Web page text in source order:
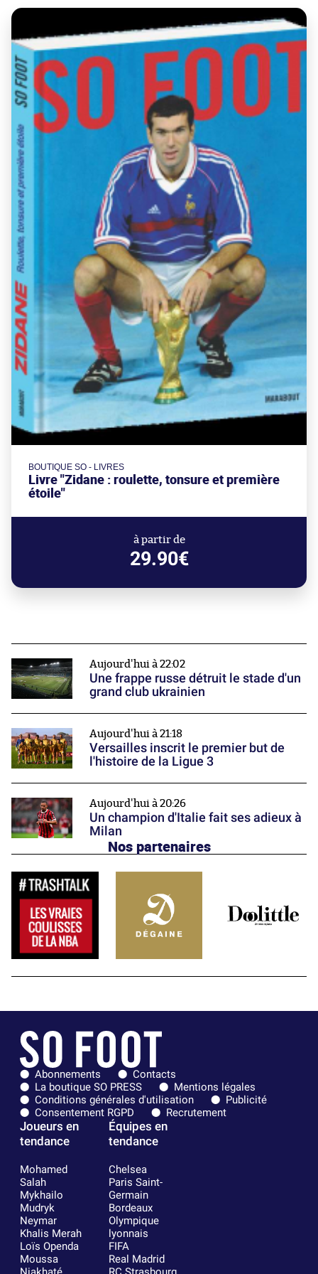
BOUTIQUE SO - LIVRES
Livre "Zidane : roulette, tonsure et première
étoile"
à partir de
29.90€
Aujourd'hui à 22:02
Une frappe russe détruit le stade d'un
grand club ukrainien
Aujourd'hui à 21:18
Versailles inscrit le premier but de
l'histoire de la Ligue 3
Aujourd'hui à 20:26
Un champion d'Italie fait ses adieux à
Milan
Nos partenaires
Abonnements
Contacts
La boutique SO PRESS
Mentions légales
Conditions générales d'utilisation
Publicité
Consentement RGPD
Recrutement
Joueurs en
tendance
Mohamed
Salah
Mykhailo
Mudryk
Neymar
Khalis Merah
Loïs Openda
Moussa
Équipes en
tendance
Chelsea
Paris Saint-
Germain
Bordeaux
Olympique
lyonnais
FIFA
Real Madrid